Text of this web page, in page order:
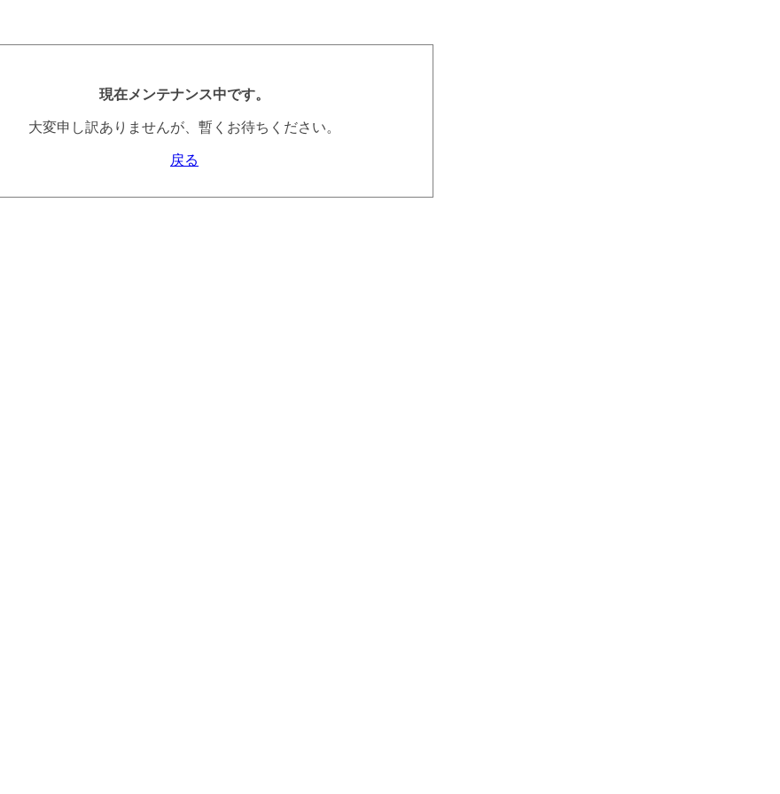
現在メンテナンス中です。
大変申し訳ありませんが、暫くお待ちください。
戻る